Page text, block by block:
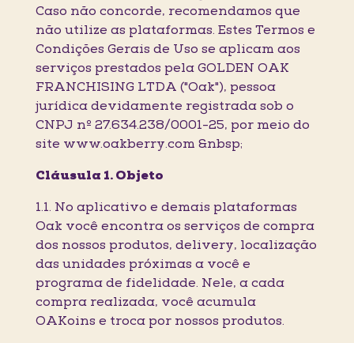
Caso não concorde, recomendamos que
não utilize as plataformas. Estes Termos e
Condições Gerais de Uso se aplicam aos
serviços prestados pela GOLDEN OAK
FRANCHISING LTDA ("Oak"), pessoa
jurídica devidamente registrada sob o
CNPJ nº 27.634.238/0001-25, por meio do
site www.oakberry.com &nbsp;
Cláusula 1. Objeto
1.1. No aplicativo e demais plataformas
Oak você encontra os serviços de compra
dos nossos produtos, delivery, localização
das unidades próximas a você e
programa de fidelidade. Nele, a cada
compra realizada, você acumula
OAKoins e troca por nossos produtos.